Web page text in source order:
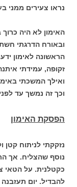
נראו צעירים ממני
האימון לא היה
ובאורח הדרגתי
הראשונה לאימון
זקופה, עמידתי
ואילך המשכתי
וכך זה נמשך עד
הפסקת האימון
נזקקתי לניתוח קטן
נוסף שהצליח. אך
כקטלנית. על הטאי
להבדיל. יום